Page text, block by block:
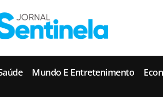
Mundo E Entretenimento